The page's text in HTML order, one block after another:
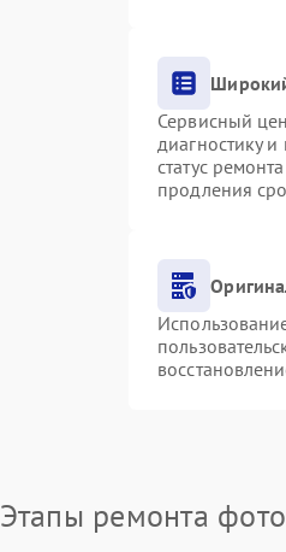
Сервисный
диагностику
статус
продления
Этапы ремонта